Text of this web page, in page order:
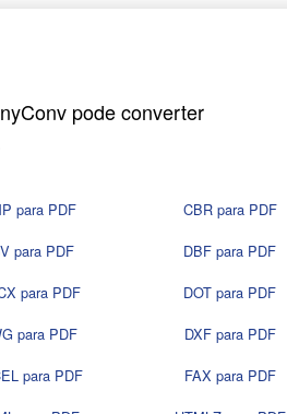
pode converter
para PDF
CBR para PDF
para PDF
DBF para PDF
para PDF
DOT para PDF
para PDF
DXF para PDF
para PDF
FAX para PDF